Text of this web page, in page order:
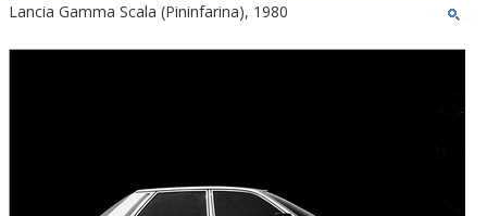
Lancia Gamma Scala (Pininfarina), 1980